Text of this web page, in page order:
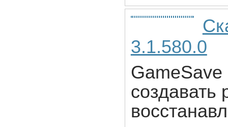
3.1.580.0
GameSave
создавать